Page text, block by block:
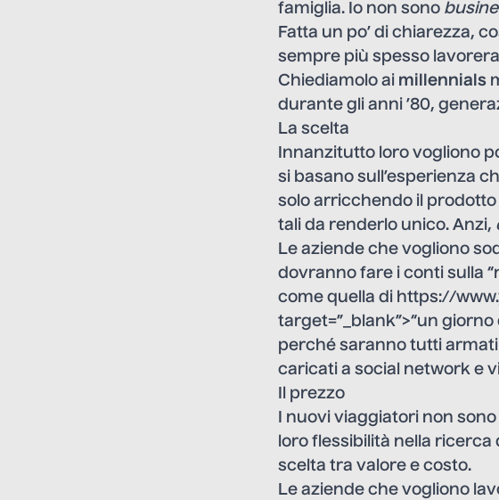
famiglia. Io non sono
Fatta un po’ di chiarezza,
sempre più spesso
Chiediamolo ai millennials
durante gli anni ’80,
La scelta
Innanzitutto loro vogliono
si basano sull’esperienza
solo arricchendo il
tali da renderlo unico. Anzi,
Le aziende che vogliono
dovranno fare i conti sulla
come quella di https://
target=”_blank”>“un
perché saranno tutti
caricati a social network e
Il prezzo
I nuovi viaggiatori non
loro flessibilità nella
scelta tra valore e costo.
Le aziende che vogliono